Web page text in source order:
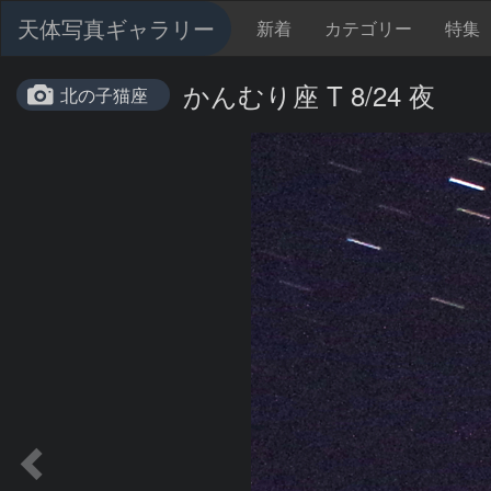
天体写真ギャラリー 新着 カテゴリー 特集
北の子猫座 かんむり座 T 8/24 夜